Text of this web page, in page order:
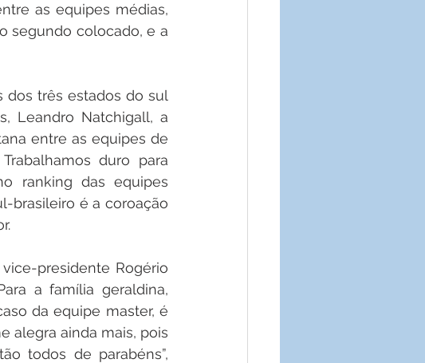
as equipes médias,
segundo colocado, e a
dos três estados do sul
Leandro Natchigall, a
entre as equipes de
duro para
ranking das equipes
brasileiro é a coroação
presidente Rogério
a família geraldina,
da equipe master, é
alegra ainda mais, pois
todos de parabéns”,